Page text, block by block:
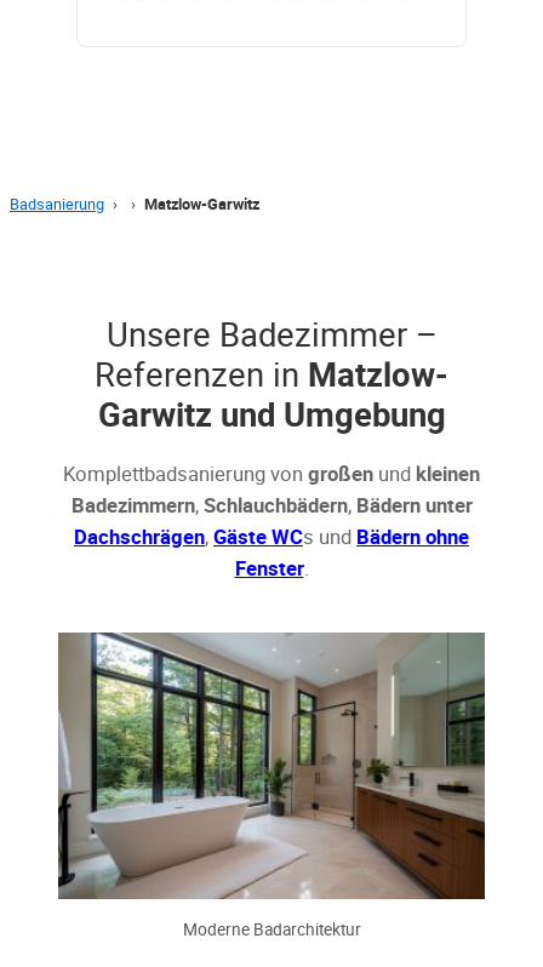
Badsanierung › › Matzlow-Garwitz
Unsere Badezimmer –
Referenzen in Matzlow-
Garwitz und Umgebung
Komplettbadsanierung von großen und kleinen
Badezimmern,Schlauchbädern, Bädern unter
Dachschrägen,Gäste WCs und Bädern ohne
Fenster.
Moderne Badarchitektur